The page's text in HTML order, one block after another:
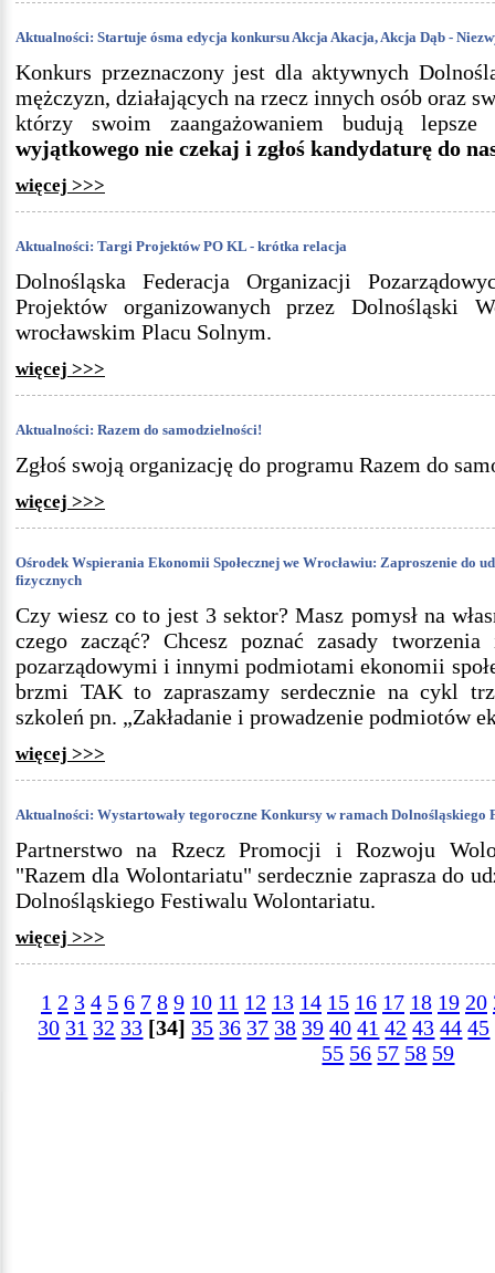
Aktualności: Startuje ósma edycja konkursu Akcja Akacja, Akcja Dąb -
Konkurs przeznaczony jest dla aktywnych
mężczyzn, działających na rzecz innych osób oraz
którzy swoim zaangażowaniem budują
wyjątkowego nie czekaj i zgłoś kandydaturę do
więcej >>>
Aktualności: Targi Projektów PO KL - krótka relacja
Dolnośląska Federacja Organizacji
Projektów organizowanych przez Dolnośląski
wrocławskim Placu Solnym.
więcej >>>
Aktualności: Razem do samodzielności!
Zgłoś swoją organizację do programu Razem do
więcej >>>
Ośrodek Wspierania Ekonomii Społecznej we Wrocławiu: Zaproszenie do
fizycznych
Czy wiesz co to jest 3 sektor? Masz pomysł na
czego zacząć? Chcesz poznać zasady
pozarządowymi i innymi podmiotami ekonomii
brzmi TAK to zapraszamy serdecznie na cykl
szkoleń pn. „Zakładanie i prowadzenie podmiotów
więcej >>>
Aktualności: Wystartowały tegoroczne Konkursy w ramach
Partnerstwo na Rzecz Promocji i Rozwoju
"Razem dla Wolontariatu" serdecznie zaprasza do
Dolnośląskiego Festiwalu Wolontariatu.
więcej >>>
1 2 3 4 5 6 7 8 9 10 11 12 13 14 15 16 17 18 19 20
30 31 32 33 [34] 35 36 37 38 39 40 41 42 43 44 45
55 56 57 58 59